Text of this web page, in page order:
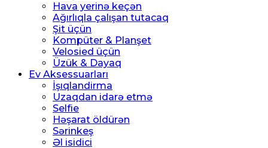
Hava yerinə keçən
Ağırlıqla çalışan tutacaq
Şit üçün
Kompüter & Planşet
Velosied üçün
Üzük & Dayaq
Ev Aksessuarları
İşıqlandirma
Uzaqdan idarə etmə
Selfie
Həşarat öldürən
Sərinkeş
Əl isidici